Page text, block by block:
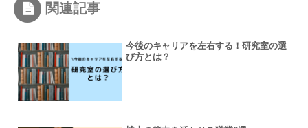
関連記事
今後のキャリアを左右する！研究室の選
び方とは？